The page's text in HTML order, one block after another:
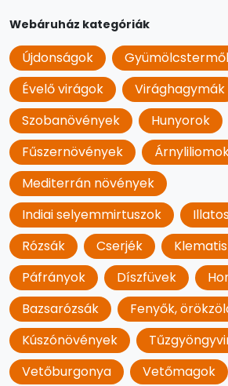
Webáruház kategóriák
Újdonságok
Évelő virágok
Virághagymák
Szobanövények
Hunyorok
Fűszernövények
Mediterrán növények
Indiai selyemmirtuszok
Rózsák
Cserjék
Páfrányok
Díszfüvek
Bazsarózsák
Fenyők,
Kúszónövények
Vetőburgonya
Vetőmagok